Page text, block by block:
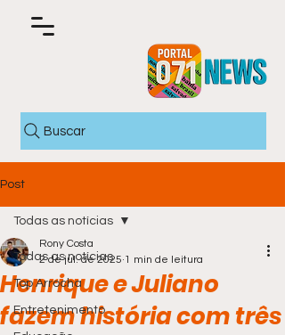
Buscar
Post
Todas as notícias
Top Arrocha
Entretenimento
Todas as notícias
Henrique e Juliano
fazem história com três
Rony Costa
2 de jul. de 2025 1 min de leitura